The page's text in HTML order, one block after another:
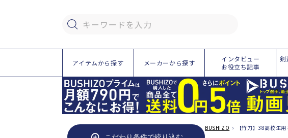
キーワードを入力
アイテムから探す メーカーから探す
インタビュー
お役立ち記事
剣
BUSHIZO › 【竹刀】38高校生用